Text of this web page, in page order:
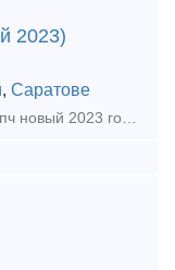
2023)
, Саратове
Реализуем вал коленчатый 3А-6д49.8спч новый 2023 года выпуска со всеми документами.